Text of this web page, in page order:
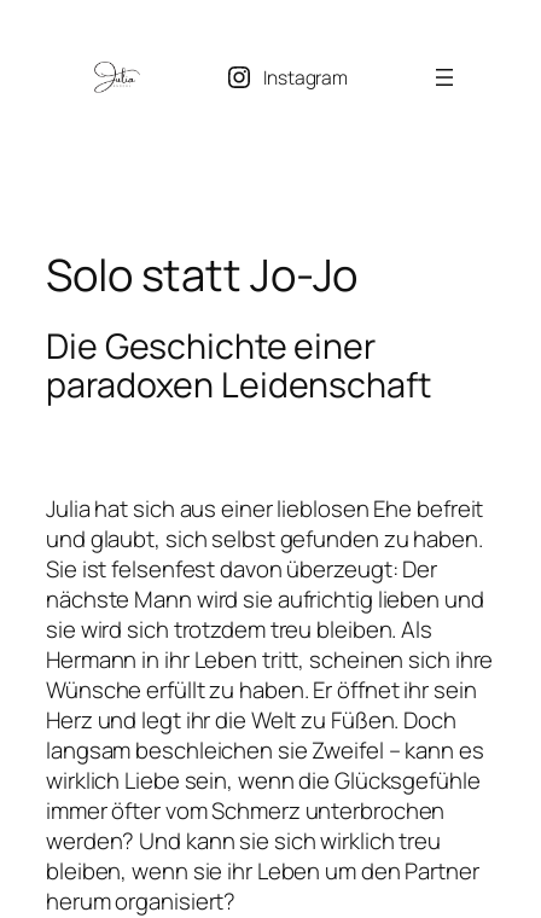
springen
Instagram
Solo statt Jo-Jo
Die Geschichte einer
paradoxen Leidenschaft
Julia hat sich aus einer lieblosen Ehe befreit
und glaubt, sich selbst gefunden zu haben.
Sie ist felsenfest davon überzeugt: Der
nächste Mann wird sie aufrichtig lieben und
sie wird sich trotzdem treu bleiben. Als
Hermann in ihr Leben tritt, scheinen sich ihre
Wünsche erfüllt zu haben. Er öffnet ihr sein
Herz und legt ihr die Welt zu Füßen. Doch
langsam beschleichen sie Zweifel – kann es
wirklich Liebe sein, wenn die Glücksgefühle
immer öfter vom Schmerz unterbrochen
werden? Und kann sie sich wirklich treu
bleiben, wenn sie ihr Leben um den Partner
herum organisiert?